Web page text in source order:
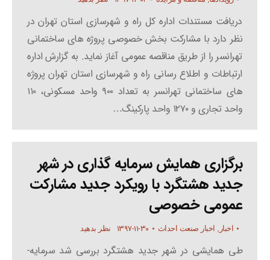
دریافت مستندات اداره کل راه و شهرسازی استان تهران در
نظر دارد با مشارکت بخش خصوصی پروژه های ساختمانی
تهرانسر را از طریق مناقصه عمومی آغاز نماید. به گزارش اداره
ارتباطات و اطلاع رسانی راه و شهرسازی استان تهران پروژه
های ساختمانی تهرانسر به تعداد ۹۰۰ واحد مسکونی، ۱۱۰
واحد تجاری و ۱۲۷۰ واحد پارکینگ…
برگزاری همایش سرمایه گذاری در شهر
جدید هشتگرد با رویکرد جدید مشارکت
عمومی خصوصی
اخبار , اخبار صنعت احداث ۱۳۹۷-۱۱-۳۰ نظر بدهید
طی همایشی در شهر جدید هشتگرد بررسی شد سرمایه­